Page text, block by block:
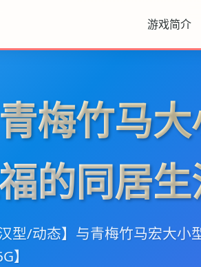
游戏简介
梅竹马
的同居
汉型/动态】与青梅竹马宏大
】